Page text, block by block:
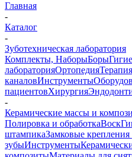
Главная
-
Каталог
-
Зуботехническая лаборатория
Комплекты, НаборыБоры
лабораторияОртопедияТерапия
каналовИнструменты
пациентовХирургия
-
Керамические массы и
Полировка и обработкаВоск
штампикаЗамковые
зубыИнструменты